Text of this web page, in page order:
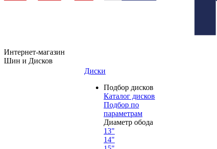
Интернет-магазин
Шин и Дисков
Диски
Подбор дисков
Каталог дисков
Подбор по
параметрам
Диаметр обода
13"
14"